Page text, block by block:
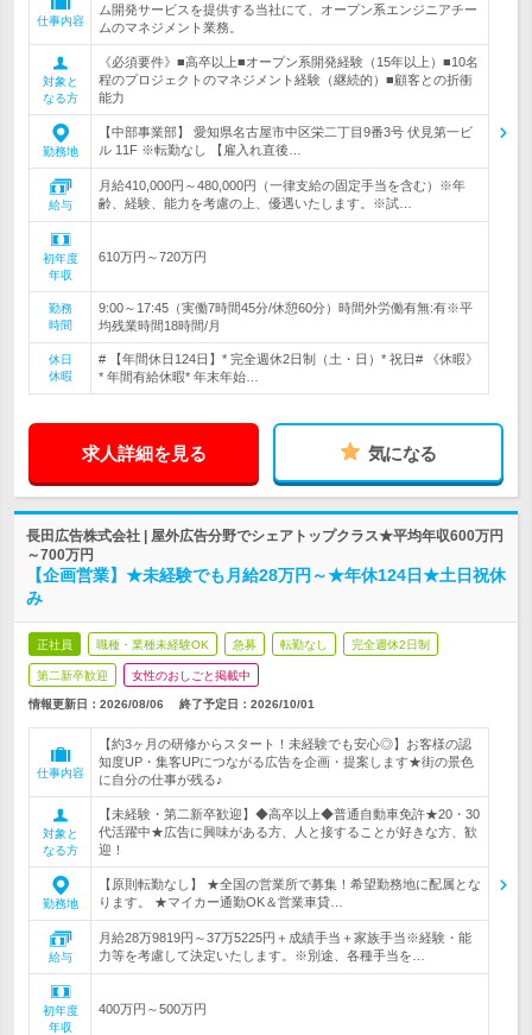
仕事内容
ム開発サービスを提供する当社にて、オープン系エンジニアチー
ムのマネジメント業務。
対象と
なる方
《必須要件》■高卒以上■オープン系開発経験（15年以上）■10名
程のプロジェクトのマネジメント経験（継続的）■顧客との折衝
能力
勤務地
【中部事業部】 愛知県名古屋市中区栄二丁目9番3号 伏見第一ビ
ル 11F ※転勤なし 【雇入れ直後…
給与
月給410,000円～480,000円（一律支給の固定手当を含む）※年
齢、経験、能力を考慮の上、優遇いたします。※試…
初年度
年収
610万円～720万円
勤務
時間
9:00～17:45（実働7時間45分/休憩60分）時間外労働有無:有※平
均残業時間18時間/月
休日
休暇
# 【年間休日124日】* 完全週休2日制（土・日）* 祝日# 《休暇》
* 年間有給休暇* 年末年始…
求人詳細を見る 気になる
長田広告株式会社 | 屋外広告分野でシェアトップクラス★平均年収600万円
～700万円
【企画営業】★未経験でも月給28万円～★年休124日★土日祝休
み
正社員 職種・業種未経験OK 急募 転勤なし 完全週休2日制
第二新卒歓迎 女性のおしごと掲載中
情報更新日：2026/08/06 終了予定日： 2026/10/01
仕事内容
【約3ヶ月の研修からスタート！未経験でも安心◎】お客様の認
知度UP・集客UPにつながる広告を企画・提案します★街の景色
に自分の仕事が残る♪
対象と
なる方
【未経験・第二新卒歓迎】◆高卒以上◆普通自動車免許★20・30
代活躍中★広告に興味がある方、人と接することが好きな方、歓
迎！
勤務地
【原則転勤なし】 ★全国の営業所で募集！希望勤務地に配属とな
ります。 ★マイカー通勤OK＆営業車貸…
給与
月給28万9819円～37万5225円＋成績手当＋家族手当※経験・能
力等を考慮して決定いたします。※別途、各種手当を…
初年度
年収
400万円～500万円